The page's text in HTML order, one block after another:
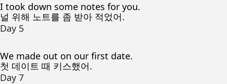
I took down some notes for you.
널 위해 노트를 좀 받아 적었어.
Day 5
We made out on our first date.
첫 데이트 때 키스했어.
Day 7